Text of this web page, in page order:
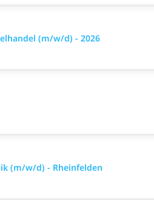
(m/w/d) - 2026
(m/w/d) - Rheinfelden